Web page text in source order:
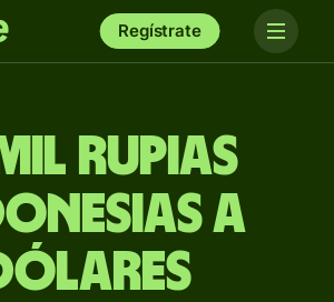
Regístrate
rupias
a